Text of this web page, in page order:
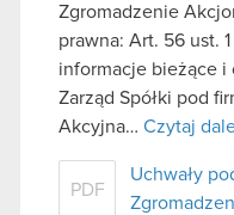
Zgromadzenie
prawna: Art. 56 ust.
informacje bieżące i
Zarząd Spółki pod
Akcyjna… Czytaj
PDF
Uchwały